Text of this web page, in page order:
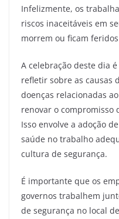
Infelizmente, os
riscos inaceitáveis em
morrem ou ficam
A celebração deste dia
refletir sobre as causas
doenças relacionadas
renovar o
Isso envolve a adoção
saúde no trabalho
cultura de segurança.
É importante que os
governos trabalhem
de segurança no local